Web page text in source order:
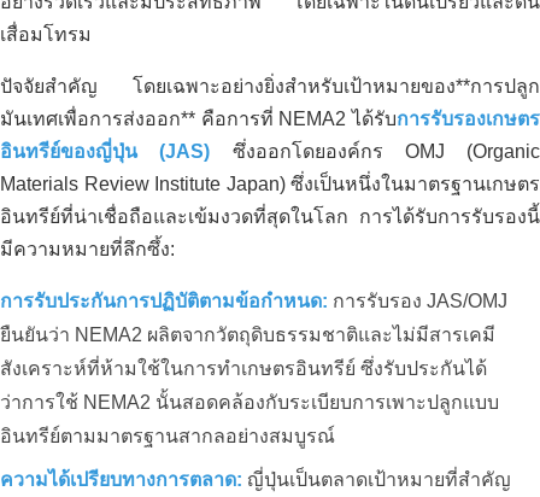
เสื่อมโทรม
ปัจจัยสำคัญ โดยเฉพาะอย่างยิ่งสำหรับเป้าหมายของ**การปลูก
มันเทศเพื่อการส่งออก** คือการที่ NEMA2 ได้รับการรับรองเกษตร
อินทรีย์ของญี่ปุ่น (JAS) ซึ่งออกโดยองค์กร OMJ (Organic
Materials Review Institute Japan) ซึ่งเป็นหนึ่งในมาตรฐานเกษตร
อินทรีย์ที่น่าเชื่อถือและเข้มงวดที่สุดในโลก การได้รับการรับรองนี้
มีความหมายที่ลึกซึ้ง:
การรับประกันการปฏิบัติตามข้อกำหนด: การรับรอง JAS/OMJ
ยืนยันว่า NEMA2 ผลิตจากวัตถุดิบธรรมชาติและไม่มีสารเคมี
สังเคราะห์ที่ห้ามใช้ในการทำเกษตรอินทรีย์ ซึ่งรับประกันได้
ว่าการใช้ NEMA2 นั้นสอดคล้องกับระเบียบการเพาะปลูกแบบ
อินทรีย์ตามมาตรฐานสากลอย่างสมบูรณ์
ความได้เปรียบทางการตลาด: ญี่ปุ่นเป็นตลาดเป้าหมายที่สำคัญ